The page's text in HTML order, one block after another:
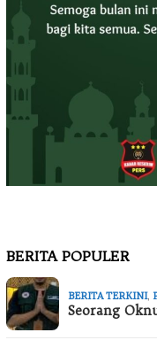
BERITA POPULER
BERITA TERKINI,
Seorang